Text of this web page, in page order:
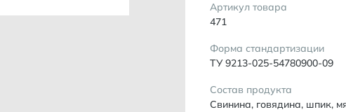
Артикул товара
471
Форма стандартизации
ТУ 9213-025-54780900-09
Состав продукта
Свинина, говядина, шпик,